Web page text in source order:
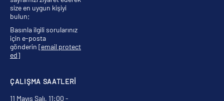
ÇALIŞMA SAATLERİ
11 Mayıs Salı, 11:00 -
size en uygun kişiyi
bulun;
Basınla ilgili sorularınız
için e-posta
gönderin [email protect
ed]